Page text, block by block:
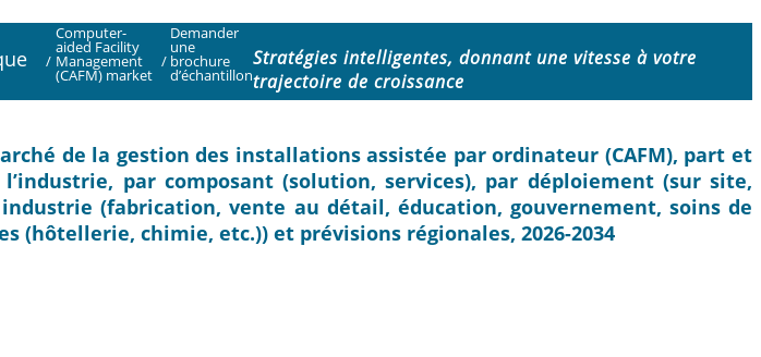
/
Computer-
aided Facility
Management
(CAFM) market
/
Demander
une
brochure
d’échantillon
Stratégies intelligentes, donnant une vitesse à votre
trajectoire de croissance
de la gestion des installations assistée par ordinateur (CAFM), part et
par composant (solution, services), par déploiement (sur site,
(fabrication, vente au détail, éducation, gouvernement, soins de
(hôtellerie, chimie, etc.)) et prévisions régionales, 2026-2034